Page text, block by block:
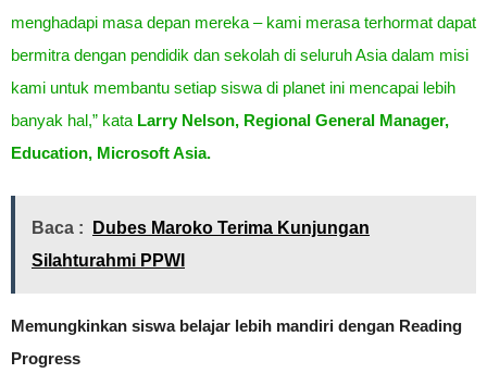
menghadapi masa depan mereka – kami merasa terhormat dapat
bermitra dengan pendidik dan sekolah di seluruh Asia dalam misi
kami untuk membantu setiap siswa di planet ini mencapai lebih
banyak hal,” kata Larry Nelson, Regional General Manager,
Education, Microsoft Asia.
Baca :
Dubes Maroko Terima Kunjungan
Silahturahmi PPWI
Memungkinkan siswa belajar lebih mandiri dengan Reading
Progress